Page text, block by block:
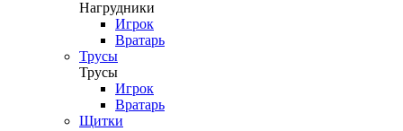
Нагрудники
Игрок
Вратарь
Трусы
Трусы
Игрок
Вратарь
Щитки